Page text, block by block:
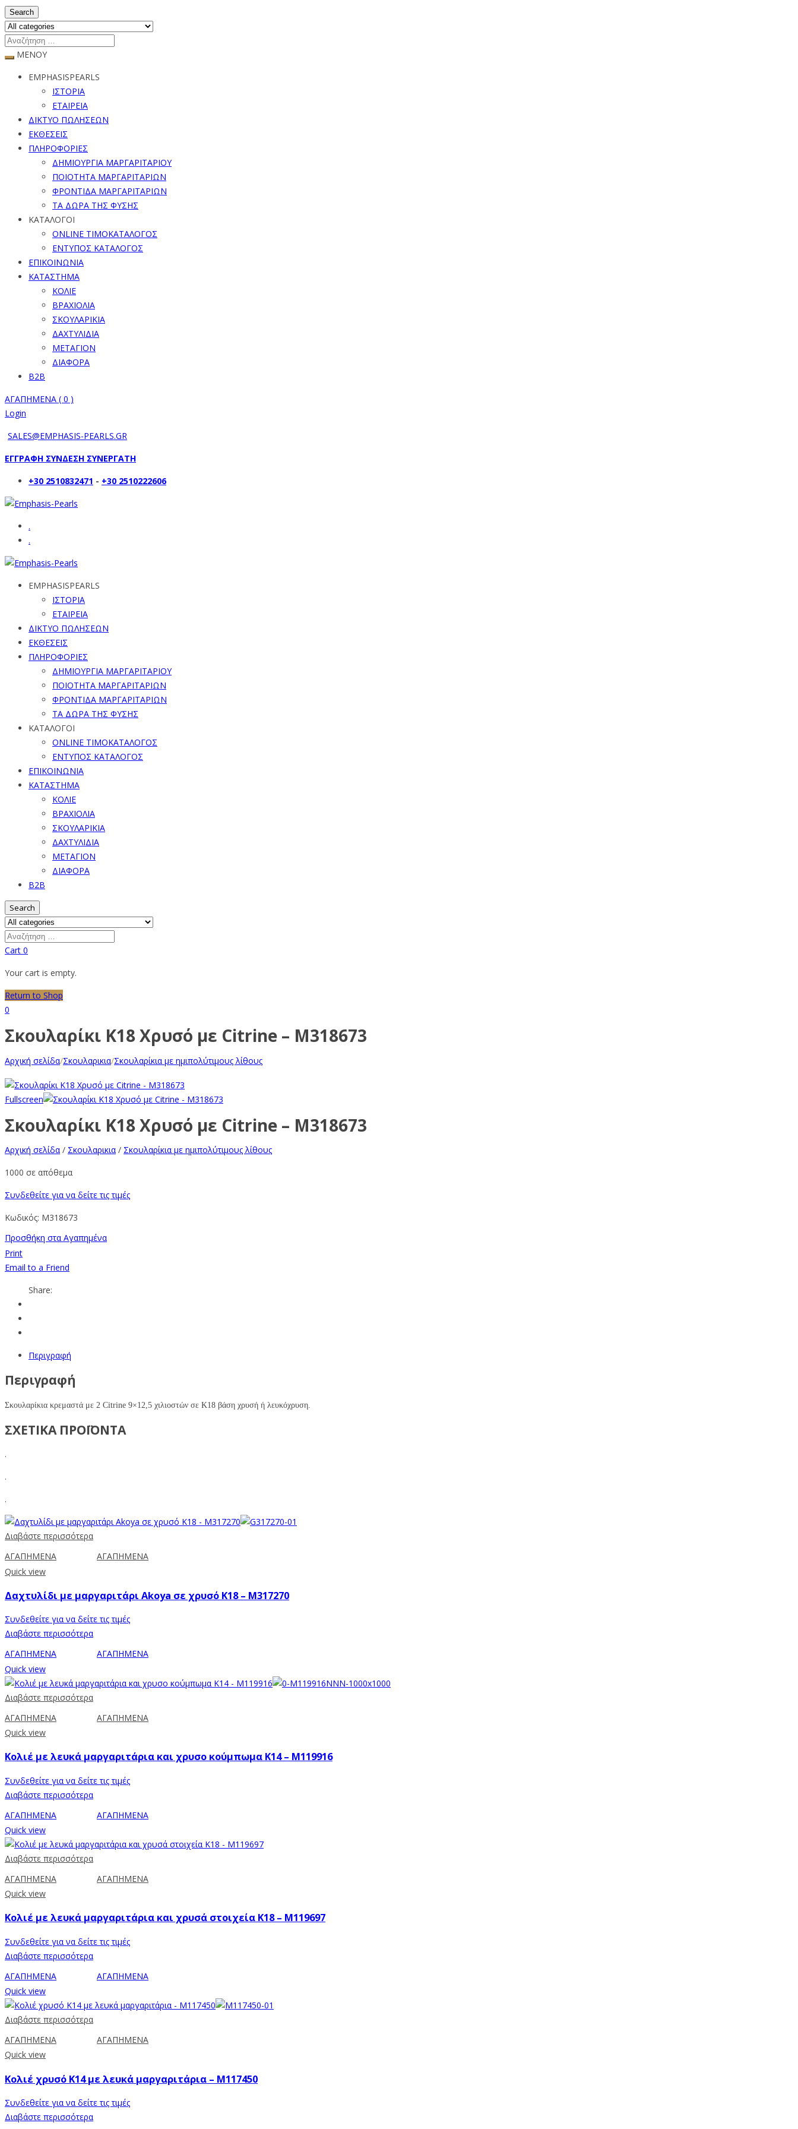
Search
ΜΕΝΟΥ
EMPHASISPEARLS
ΙΣΤΟΡΙΑ
ΕΤΑΙΡΕΙΑ
ΔΙΚΤΥΟ ΠΩΛΗΣΕΩΝ
ΕΚΘΕΣΕΙΣ
ΠΛΗΡΟΦΟΡΙΕΣ
ΔΗΜΙΟΥΡΓΙΑ ΜΑΡΓΑΡΙΤΑΡΙΟΥ
ΠΟΙΟΤΗΤΑ ΜΑΡΓΑΡΙΤΑΡΙΩΝ
ΦΡΟΝΤΙΔΑ ΜΑΡΓΑΡΙΤΑΡΙΩΝ
ΤΑ ΔΩΡΑ ΤΗΣ ΦΥΣΗΣ
ΚΑΤΑΛΟΓΟΙ
ONLINE ΤΙΜΟΚΑΤΑΛΟΓΟΣ
ΕΝΤΥΠΟΣ ΚΑΤΑΛΟΓΟΣ
ΕΠΙΚΟΙΝΩΝΙΑ
ΚΑΤΑΣΤΗΜΑ
ΚΟΛΙΕ
ΒΡΑΧΙΟΛΙΑ
ΣΚΟΥΛΑΡΙΚΙΑ
ΔΑΧΤΥΛΙΔΙΑ
ΜΕΤΑΓΙΟΝ
ΔΙΑΦΟΡΑ
B2B
ΑΓΑΠΗΜΕΝΑ ( 0 )
Login
SALES@EMPHASIS-PEARLS.GR
ΕΓΓΡΑΦΗ ΣΥΝΔΕΣΗ ΣΥΝΕΡΓΑΤΗ
+30 2510832471 - +30 2510222606
.
.
EMPHASISPEARLS
ΙΣΤΟΡΙΑ
ΕΤΑΙΡΕΙΑ
ΔΙΚΤΥΟ ΠΩΛΗΣΕΩΝ
ΕΚΘΕΣΕΙΣ
ΠΛΗΡΟΦΟΡΙΕΣ
ΔΗΜΙΟΥΡΓΙΑ ΜΑΡΓΑΡΙΤΑΡΙΟΥ
ΠΟΙΟΤΗΤΑ ΜΑΡΓΑΡΙΤΑΡΙΩΝ
ΦΡΟΝΤΙΔΑ ΜΑΡΓΑΡΙΤΑΡΙΩΝ
ΤΑ ΔΩΡΑ ΤΗΣ ΦΥΣΗΣ
ΚΑΤΑΛΟΓΟΙ
ONLINE ΤΙΜΟΚΑΤΑΛΟΓΟΣ
ΕΝΤΥΠΟΣ ΚΑΤΑΛΟΓΟΣ
ΕΠΙΚΟΙΝΩΝΙΑ
ΚΑΤΑΣΤΗΜΑ
ΚΟΛΙΕ
ΒΡΑΧΙΟΛΙΑ
ΣΚΟΥΛΑΡΙΚΙΑ
ΔΑΧΤΥΛΙΔΙΑ
ΜΕΤΑΓΙΟΝ
ΔΙΑΦΟΡΑ
B2B
Search
Cart 0
Your cart is empty.
Return to Shop
0
Σκουλαρίκι Κ18 Χρυσό με Citrine – M318673
Αρχική σελίδα/Σκουλαρικια/Σκουλαρίκια με ημιπολύτιμους λίθους
Fullscreen
Σκουλαρίκι Κ18 Χρυσό με Citrine – M318673
Αρχική σελίδα / Σκουλαρικια / Σκουλαρίκια με ημιπολύτιμους λίθους
1000 σε απόθεμα
Συνδεθείτε για να δείτε τις τιμές
Κωδικός: M318673
Προσθήκη στα Αγαπημένα
Print
Email to a Friend
Share:
Περιγραφή
Περιγραφή
Σκουλαρίκια κρεμαστά με 2 Citrine 9×12,5 χιλιοστών σε Κ18 βάση χρυσή ή λευκόχρυση.
ΣΧΕΤΙΚΑ ΠΡΟΪΟΝΤΑ
.
.
.
Διαβάστε περισσότερα
ΑΓΑΠΗΜΕΝΑ
ΑΓΑΠΗΜΕΝΑ
Quick view
Δαχτυλίδι με μαργαριτάρι Akoya σε χρυσό Κ18 – M317270
Συνδεθείτε για να δείτε τις τιμές
Διαβάστε περισσότερα
ΑΓΑΠΗΜΕΝΑ
ΑΓΑΠΗΜΕΝΑ
Quick view
Διαβάστε περισσότερα
ΑΓΑΠΗΜΕΝΑ
ΑΓΑΠΗΜΕΝΑ
Quick view
Κολιέ με λευκά μαργαριτάρια και χρυσο κούμπωμα Κ14 – M119916
Συνδεθείτε για να δείτε τις τιμές
Διαβάστε περισσότερα
ΑΓΑΠΗΜΕΝΑ
ΑΓΑΠΗΜΕΝΑ
Quick view
Διαβάστε περισσότερα
ΑΓΑΠΗΜΕΝΑ
ΑΓΑΠΗΜΕΝΑ
Quick view
Κολιέ με λευκά μαργαριτάρια και χρυσά στοιχεία Κ18 – M119697
Συνδεθείτε για να δείτε τις τιμές
Διαβάστε περισσότερα
ΑΓΑΠΗΜΕΝΑ
ΑΓΑΠΗΜΕΝΑ
Quick view
Διαβάστε περισσότερα
ΑΓΑΠΗΜΕΝΑ
ΑΓΑΠΗΜΕΝΑ
Quick view
Κολιέ χρυσό Κ14 με λευκά μαργαριτάρια – M117450
Συνδεθείτε για να δείτε τις τιμές
Διαβάστε περισσότερα